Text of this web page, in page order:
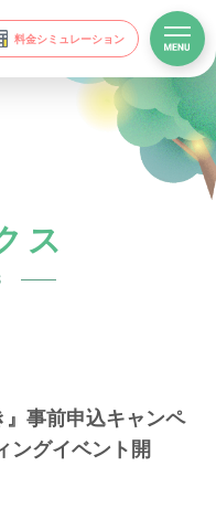
料金シミュレーション
ス
』事前申込キャンペ
ングイベント開